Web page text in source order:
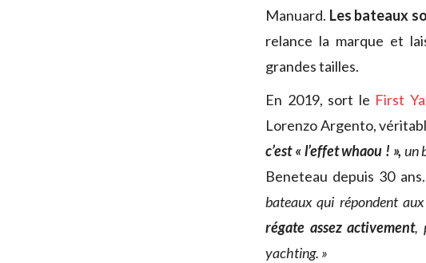
Manuard. Les bateaux
relance la marque et
grandes tailles.
En 2019, sort le First
Lorenzo Argento,
c’est « l’effet whaou ! », un
Beneteau depuis 30 ans.
bateaux qui répondent
régate assez activement,
yachting. »